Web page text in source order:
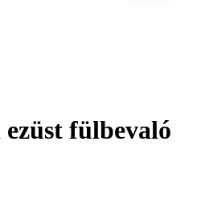
fülbevaló